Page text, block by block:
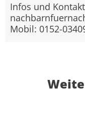
Infos und
Mobil: 0152-